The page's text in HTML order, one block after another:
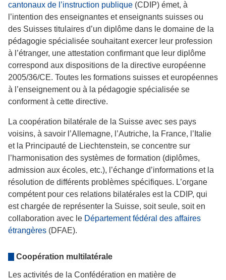
cantonaux de l’instruction publique (CDIP) émet, à
l’intention des enseignantes et enseignants suisses ou
des Suisses titulaires d’un diplôme dans le domaine de la
pédagogie spécialisée souhaitant exercer leur profession
à l’étranger, une attestation confirmant que leur diplôme
correspond aux dispositions de la directive européenne
2005/36/CE. Toutes les formations suisses et européennes
à l’enseignement ou à la pédagogie spécialisée se
conforment à cette directive.
La coopération bilatérale de la Suisse avec ses pays
voisins, à savoir l’Allemagne, l’Autriche, la France, l’Italie
et la Principauté de Liechtenstein, se concentre sur
l’harmonisation des systèmes de formation (diplômes,
admission aux écoles, etc.), l’échange d’informations et la
résolution de différents problèmes spécifiques. L’organe
compétent pour ces relations bilatérales est la CDIP, qui
est chargée de représenter la Suisse, soit seule, soit en
collaboration avec le Département fédéral des affaires
étrangères (DFAE).
Coopération multilatérale
Les activités de la Confédération en matière de